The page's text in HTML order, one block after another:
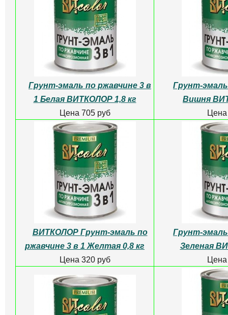
Грунт-эмаль по ржавчине 3 в
1 Белая ВИТКОЛОР 1,8 кг
Цена 705 руб
Грунт-
Вишня
ВИТКОЛОР Грунт-эмаль по
ржавчине 3 в 1 Желтая 0,8 кг
Цена 320 руб
Грунт-
Зеленая